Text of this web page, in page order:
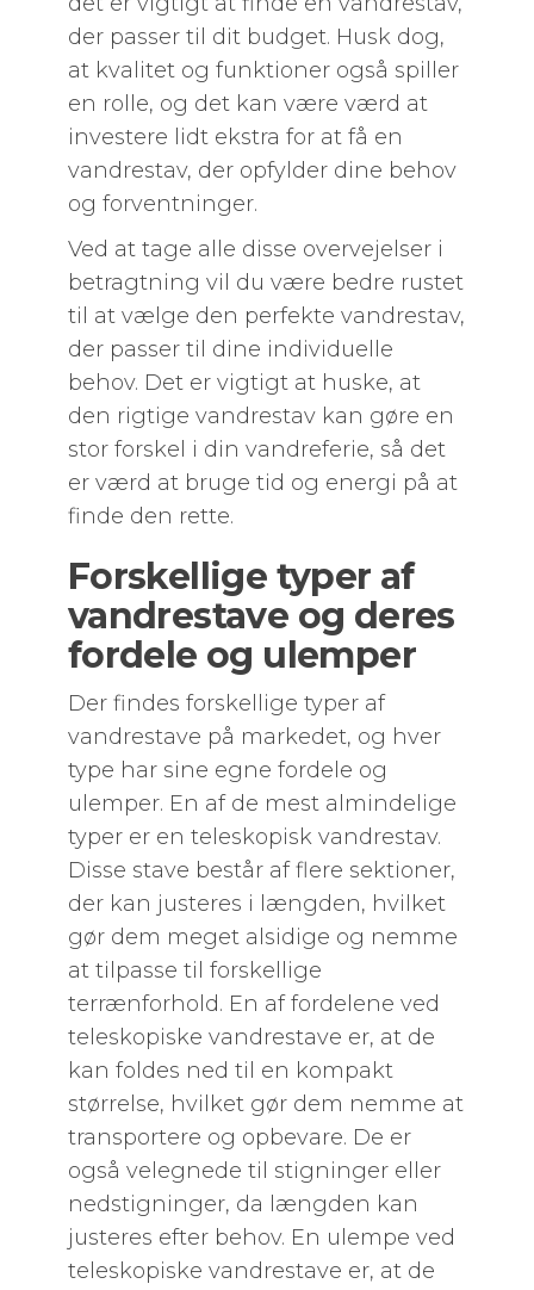
der passer til dit budget. Husk dog,
at kvalitet og funktioner også spiller
en rolle, og det kan være værd at
investere lidt ekstra for at få en
vandrestav, der opfylder dine behov
og forventninger.
Ved at tage alle disse overvejelser i
betragtning vil du være bedre rustet
til at vælge den perfekte vandrestav,
der passer til dine individuelle
behov. Det er vigtigt at huske, at
den rigtige vandrestav kan gøre en
stor forskel i din vandreferie, så det
er værd at bruge tid og energi på at
finde den rette.
Forskellige typer af
vandrestave og deres
fordele og ulemper
Der findes forskellige typer af
vandrestave på markedet, og hver
type har sine egne fordele og
ulemper. En af de mest almindelige
typer er en teleskopisk vandrestav.
Disse stave består af flere sektioner,
der kan justeres i længden, hvilket
gør dem meget alsidige og nemme
at tilpasse til forskellige
terrænforhold. En af fordelene ved
teleskopiske vandrestave er, at de
kan foldes ned til en kompakt
størrelse, hvilket gør dem nemme at
transportere og opbevare. De er
også velegnede til stigninger eller
nedstigninger, da længden kan
justeres efter behov. En ulempe ved
teleskopiske vandrestave er, at de